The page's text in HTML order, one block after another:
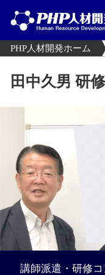
PHP人材開発ホーム
田中久男 研
講師派遣・研修